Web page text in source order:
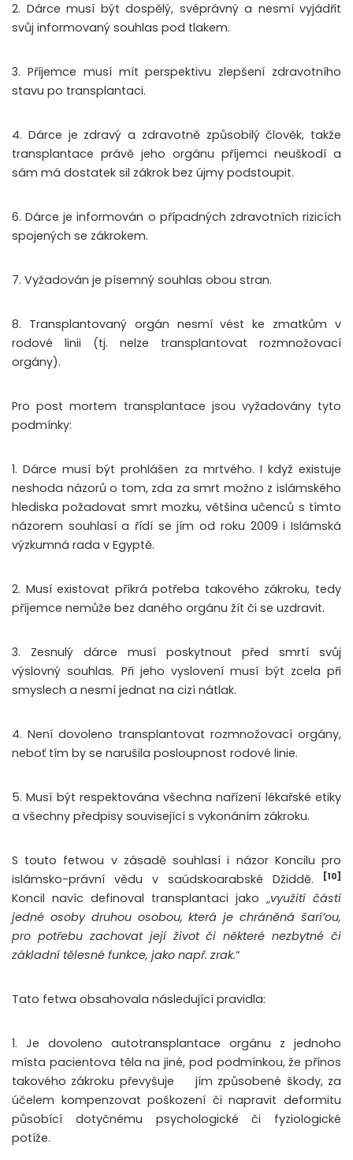
2. Dárce musí být dospělý, svéprávný a nesmí vyjádřit
svůj informovaný souhlas pod tlakem.
3. Příjemce musí mít perspektivu zlepšení zdravotního
stavu po transplantaci.
4. Dárce je zdravý a zdravotně způsobilý člověk, takže
transplantace právě jeho orgánu příjemci neuškodí a
sám má dostatek sil zákrok bez újmy podstoupit.
6. Dárce je informován o případných zdravotních rizicích
spojených se zákrokem.
7. Vyžadován je písemný souhlas obou stran.
8. Transplantovaný orgán nesmí vést ke zmatkům v
rodové linii (tj. nelze transplantovat rozmnožovací
orgány).
Pro post mortem transplantace jsou vyžadovány tyto
podmínky:
1. Dárce musí být prohlášen za mrtvého. I když existuje
neshoda názorů o tom, zda za smrt možno z islámského
hlediska požadovat smrt mozku, většina učenců s tímto
názorem souhlasí a řídí se jím od roku 2009 i Islámská
výzkumná rada v Egyptě.
2. Musí existovat příkrá potřeba takového zákroku, tedy
příjemce nemůže bez daného orgánu žít či se uzdravit.
3. Zesnulý dárce musí poskytnout před smrtí svůj
výslovný souhlas. Při jeho vyslovení musí být zcela při
smyslech a nesmí jednat na cizí nátlak.
4. Není dovoleno transplantovat rozmnožovací orgány,
neboť tím by se narušila posloupnost rodové linie.
5. Musí být respektována všechna nařízení lékařské etiky
a všechny předpisy související s vykonáním zákroku.
S touto fetwou v zásadě souhlasí i názor Koncilu pro
islámsko-právní vědu v saúdskoarabské Džiddě.
[10]
Koncil navíc definoval transplantaci jako „využití části
jedné osoby druhou osobou, která je chráněná šarí’ou,
pro potřebu zachovat její život či některé nezbytné či
základní tělesné funkce, jako např. zrak.“
Tato fetwa obsahovala následující pravidla:
1. Je dovoleno autotransplantace orgánu z jednoho
místa pacientova těla na jiné, pod podmínkou, že přínos
takového zákroku převyšuje
jím způsobené škody, za
účelem kompenzovat poškození či napravit deformitu
působící dotyčnému psychologické či fyziologické
potíže.